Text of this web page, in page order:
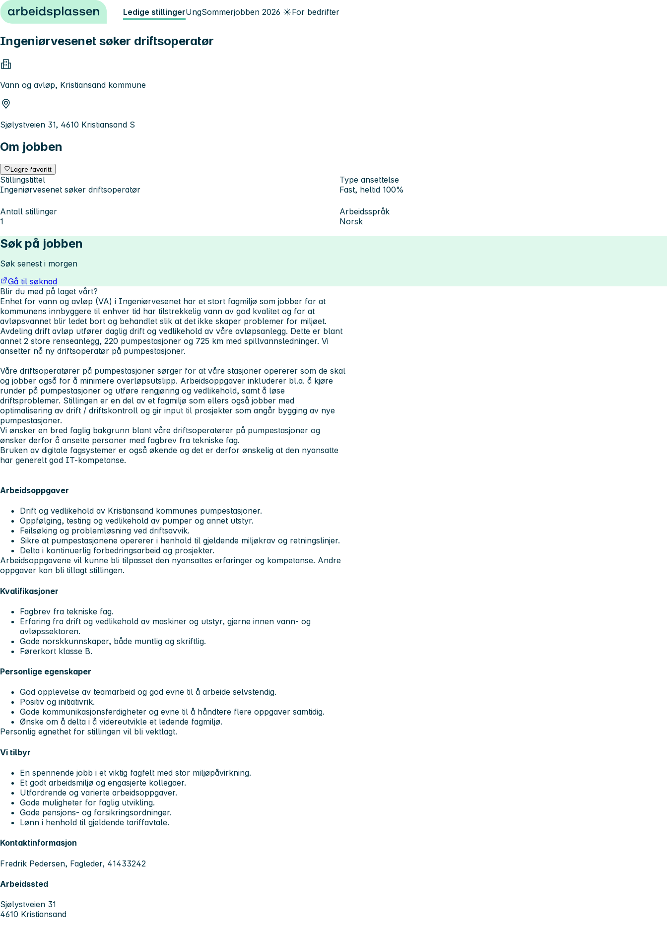
Hopp til innhold Ledige stillingerUngSommerjobben 2026 ☀️For bedrifter
Ingeniørvesenet søker driftsoperatør
Vann og avløp, Kristiansand kommune
Sjølystveien 31, 4610 Kristiansand S
Om jobben
Lagre favoritt
Stillingstittel
Ingeniørvesenet søker driftsoperatør
Type ansettelse
Fast, heltid 100%
Antall stillinger
1
Arbeidsspråk
Norsk
Søk på jobben
Søk senest i morgen
Gå til søknad
Blir du med på laget vårt?
Enhet for vann og avløp (VA) i Ingeniørvesenet har et stort fagmiljø som jobber for at
kommunens innbyggere til enhver tid har tilstrekkelig vann av god kvalitet og for at
avløpsvannet blir ledet bort og behandlet slik at det ikke skaper problemer for miljøet.
Avdeling drift avløp utfører daglig drift og vedlikehold av våre avløpsanlegg. Dette er blant
annet 2 store renseanlegg, 220 pumpestasjoner og 725 km med spillvannsledninger. Vi
ansetter nå ny driftsoperatør på pumpestasjoner.
Våre driftsoperatører på pumpestasjoner sørger for at våre stasjoner opererer som de skal
og jobber også for å minimere overløpsutslipp. Arbeidsoppgaver inkluderer bl.a. å kjøre
runder på pumpestasjoner og utføre rengjøring og vedlikehold, samt å løse
driftsproblemer. Stillingen er en del av et fagmiljø som ellers også jobber med
optimalisering av drift / driftskontroll og gir input til prosjekter som angår bygging av nye
pumpestasjoner.
Vi ønsker en bred faglig bakgrunn blant våre driftsoperatører på pumpestasjoner og
ønsker derfor å ansette personer med fagbrev fra tekniske fag.
Bruken av digitale fagsystemer er også økende og det er derfor ønskelig at den nyansatte
har generelt god IT-kompetanse.
Arbeidsoppgaver
Drift og vedlikehold av Kristiansand kommunes pumpestasjoner.
Oppfølging, testing og vedlikehold av pumper og annet utstyr.
Feilsøking og problemløsning ved driftsavvik.
Sikre at pumpestasjonene opererer i henhold til gjeldende miljøkrav og retningslinjer.
Delta i kontinuerlig forbedringsarbeid og prosjekter.
Arbeidsoppgavene vil kunne bli tilpasset den nyansattes erfaringer og kompetanse. Andre
oppgaver kan bli tillagt stillingen.
Kvalifikasjoner
Fagbrev fra tekniske fag.
Erfaring fra drift og vedlikehold av maskiner og utstyr, gjerne innen vann- og
avløpssektoren.
Gode norskkunnskaper, både muntlig og skriftlig.
Førerkort klasse B.
Personlige egenskaper
God opplevelse av teamarbeid og god evne til å arbeide selvstendig.
Positiv og initiativrik.
Gode kommunikasjonsferdigheter og evne til å håndtere flere oppgaver samtidig.
Ønske om å delta i å videreutvikle et ledende fagmiljø.
Personlig egnethet for stillingen vil bli vektlagt.
Vi tilbyr
En spennende jobb i et viktig fagfelt med stor miljøpåvirkning.
Et godt arbeidsmiljø og engasjerte kollegaer.
Utfordrende og varierte arbeidsoppgaver.
Gode muligheter for faglig utvikling.
Gode pensjons- og forsikringsordninger.
Lønn i henhold til gjeldende tariffavtale.
Kontaktinformasjon
Fredrik Pedersen, Fagleder, 41433242
Arbeidssted
Sjølystveien 31
4610 Kristiansand